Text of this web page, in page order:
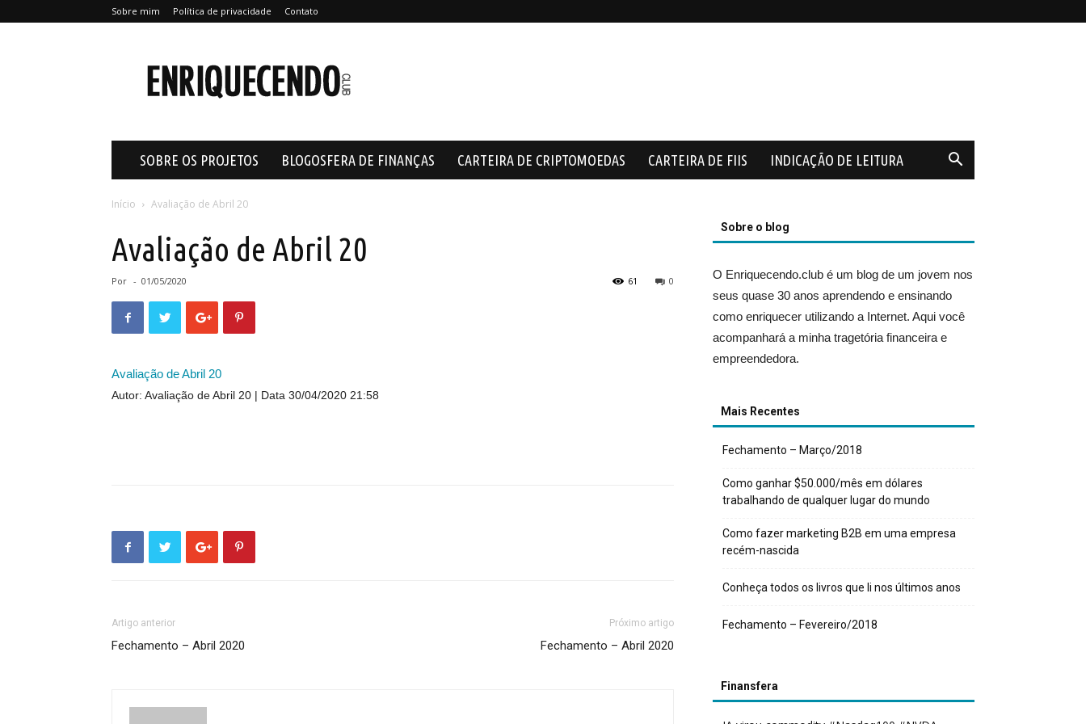
Sobre mim Política de privacidade Contato
SOBRE OS PROJETOS BLOGOSFERA DE FINANÇAS CARTEIRA DE CRIPTOMOEDAS CARTEIRA DE FIIS INDICAÇÃO DE LEITURA
Início Avaliação de Abril 20
Avaliação de Abril 20
Por - 01/05/2020 0
61
Avaliação de Abril 20
Autor: Avaliação de Abril 20 Data 30/04/2020 21:58
Artigo anterior
Fechamento – Abril 2020
Próximo artigo
Fechamento – Abril 2020
Sobre o blog
O Enriquecendo.club é um blog de um jovem nos
seus quase 30 anos aprendendo e ensinando
como enriquecer utilizando a Internet. Aqui você
acompanhará a minha tragetória financeira e
empreendedora.
Mais Recentes
Fechamento – Março/2018
Como ganhar $50.000/mês em dólares
trabalhando de qualquer lugar do mundo
Como fazer marketing B2B em uma empresa
recém-nascida
Conheça todos os livros que li nos últimos anos
Fechamento – Fevereiro/2018
Finansfera